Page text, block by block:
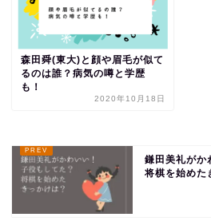
森田舜(東大)と顔や眉毛が似て
るのは誰？病気の噂と学歴
も！
2020年10月18日
鎌田美礼がか
将棋を始めた